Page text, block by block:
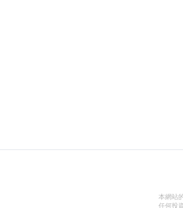
本網站
任何投